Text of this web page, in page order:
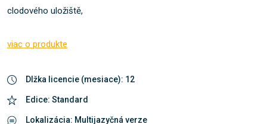
clodového uložiště,
viac o produkte
Dlžka licencie (mesiace): 12
Edice: Standard
Lokalizácia: Multijazyčná verze